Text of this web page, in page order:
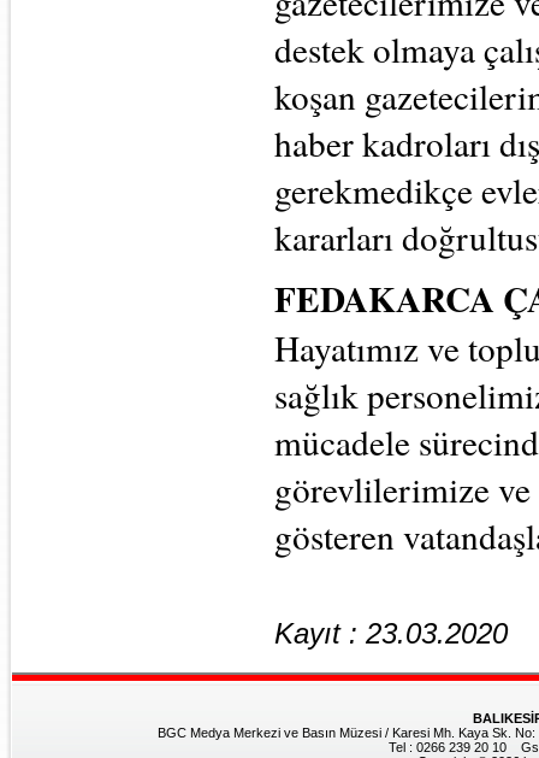
destek olmaya
koşan
haber kadroları
gerekmedikçe
kararları
FEDAKARCA
Hayatımız ve
sağlık
mücadele
görevlilerimize ve
gösteren
Kayıt : 23.03.2020
BGC Medya Merkezi ve Basın Müzesi / Karesi Mh. Kaya Sk.
Tel : 0266 239 20 10